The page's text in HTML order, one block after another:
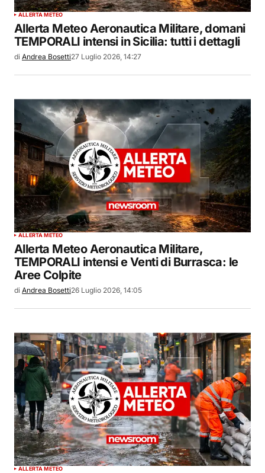
ALLERTA METEO
Allerta Meteo Aeronautica Militare, domani
TEMPORALI intensi in Sicilia: tutti i dettagli
di Andrea Bosetti27 Luglio 2026, 14:27
ALLERTA METEO
Allerta Meteo Aeronautica Militare,
TEMPORALI intensi e Venti di Burrasca: le
Aree Colpite
di Andrea Bosetti26 Luglio 2026, 14:05
ALLERTA METEO